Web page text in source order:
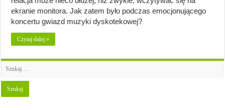
ekranie monitora. Jak zatem było podczas emocjonującego
koncertu gwiazd muzyki dyskotekowej?
Czytaj dalej »